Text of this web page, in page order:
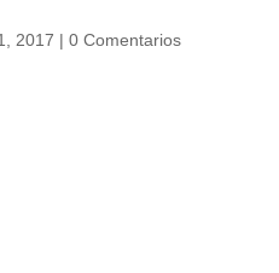
2017 | 0 Comentarios